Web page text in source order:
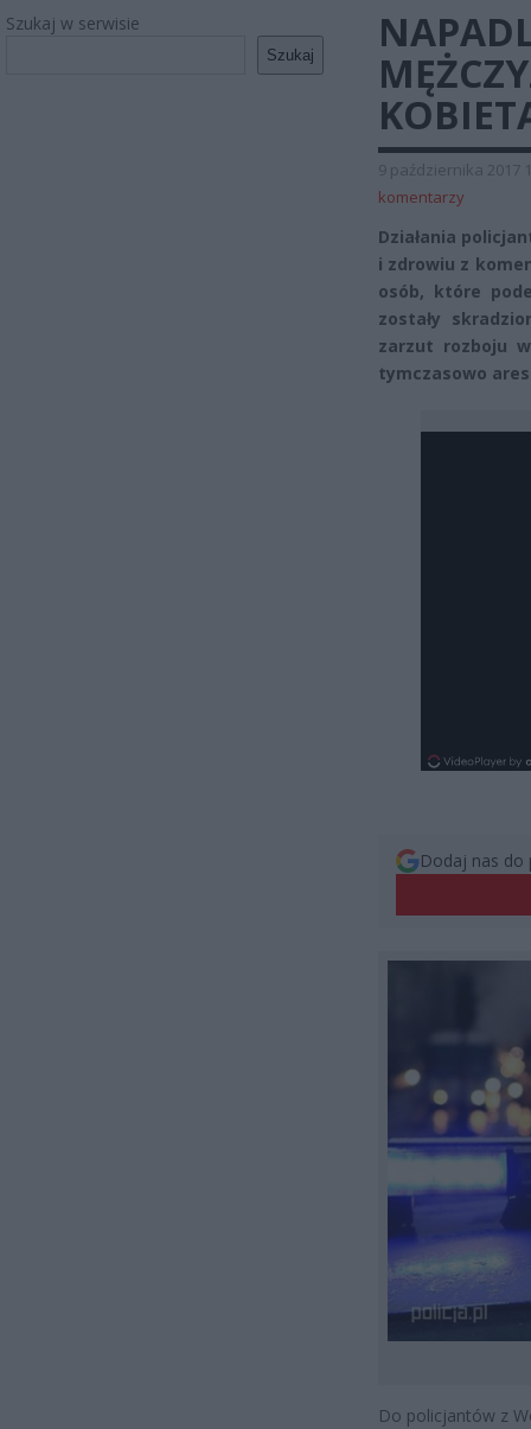
Szukaj w serwisie
Szukaj
9 października 2017
komentarzy
Działania
i zdrowiu z
osób, które
zostały
zarzut rozboju
tymczasowo
Dodaj nas do
Do policjantów z